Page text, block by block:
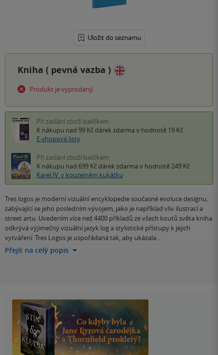
Uložit do seznamu
Kniha ( pevná vazba )
Produkt je vyprodaný.
Při zaslání zboží balíčkem
K nákupu nad 99 Kč dárek zdarma v hodnotě 19 Kč
E-shopové listy
Při zaslání zboží balíčkem
K nákupu nad 699 Kč dárek zdarma v hodnotě 249 Kč
Karel IV. v kouzelném kukátku
Tres logos je moderní vizuální encyklopedie současné evoluce designu,
zabývající se jeho posledním vývojem, jako je například vliv ilustrací a
street artu. Uvedením více než 4400 příkladů ze všech koutů světa kniha
odkrývá výjimečný vizuální jazyk log a stylistické přístupy k jejich
vytváření. Tres Logos je uspořádaná tak, aby ukázala…
Přejít na celý popis